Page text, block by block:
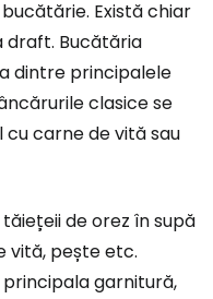
Există chiar
draft. Bucătăria
dintre principalele
clasice se
carne de vită sau
de orez în supă
vită, pește etc.
principala garnitură,